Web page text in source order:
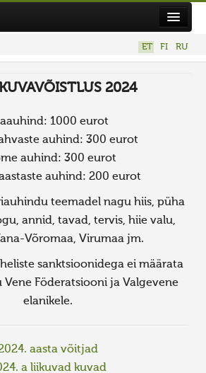
2026
ET FI RU
2024
1000 eurot
auhind: 300 eurot
auhind: 300 eurot
auhind: 200 eurot
teemadel nagu hiis, püha
annid, tavad, tervis, hiie valu,
Võromaa, Virumaa jm.
sanktsioonidega ei määrata
Föderatsiooni ja Valgevene
elanikele.
aasta võitjad
a liikuvad kuvad